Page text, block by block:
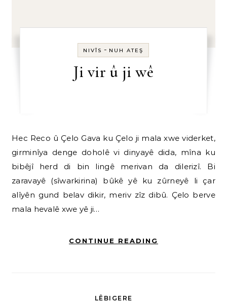
NIVÎS - NUH ATEŞ
Ji vir û ji wê
Hec Reco û Çelo Gava ku Çelo ji mala xwe viderket,
girminîya denge doholê vi dinyayê dida, mîna ku
bibêjî herd di bin lingê merivan da dilerizî. Bi
zaravayê (sîwarkirina) bûkê yê ku zûrneyê li çar
alîyên gund belav dikir, meriv zîz dibû. Çelo berve
mala hevalê xwe yê ji…
CONTINUE READING
LÊBIGERE